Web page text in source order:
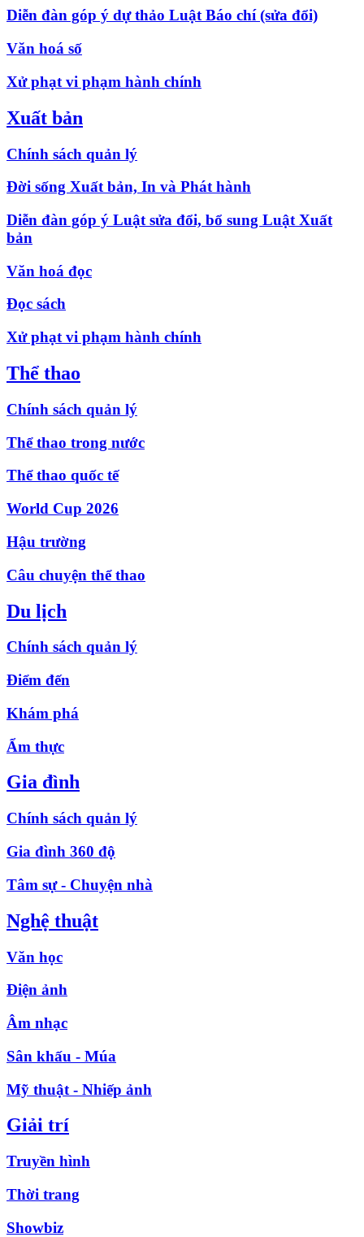
Diễn đàn góp ý dự thảo Luật Báo chí (sửa đổi)
Văn hoá số
Xử phạt vi phạm hành chính
Xuất bản
Chính sách quản lý
Đời sống Xuất bản, In và Phát hành
Diễn đàn góp ý Luật sửa đổi, bổ sung Luật Xuất
bản
Văn hoá đọc
Đọc sách
Xử phạt vi phạm hành chính
Thể thao
Chính sách quản lý
Thể thao trong nước
Thể thao quốc tế
World Cup 2026
Hậu trường
Câu chuyện thể thao
Du lịch
Chính sách quản lý
Điểm đến
Khám phá
Ẩm thực
Gia đình
Chính sách quản lý
Gia đình 360 độ
Tâm sự - Chuyện nhà
Nghệ thuật
Văn học
Điện ảnh
Âm nhạc
Sân khấu - Múa
Mỹ thuật - Nhiếp ảnh
Giải trí
Truyền hình
Thời trang
Showbiz